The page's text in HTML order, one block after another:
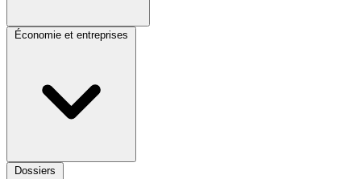
Économie et entreprises
Dossiers